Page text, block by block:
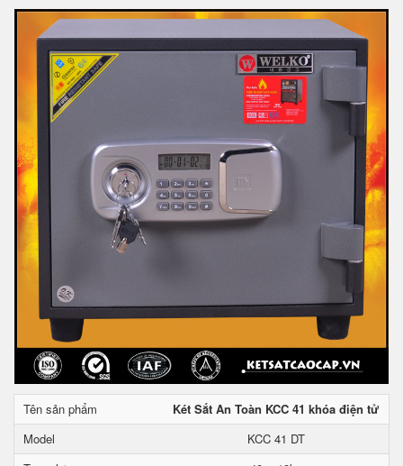
Tên sản phẩm
Két Sắt An Toàn KCC 41 khóa điện tử
Model
KCC 41 DT